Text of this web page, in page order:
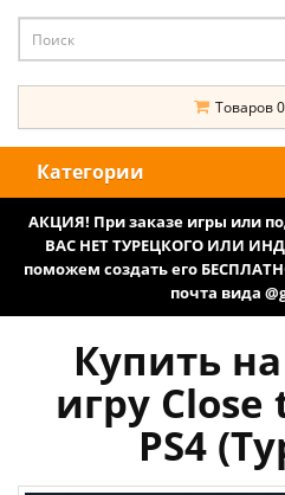
Товаров
Категории
АКЦИЯ! При заказе игры или
ВАС НЕТ ТУРЕЦКОГО ИЛИ
поможем создать его
почта вида
Купить
игру Close
PS4